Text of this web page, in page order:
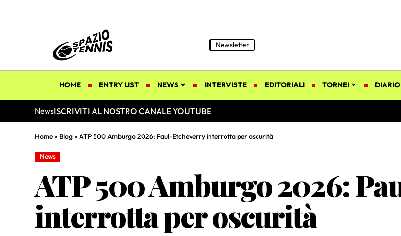
Newsletter
HOME ENTRY LIST NEWS INTERVISTE EDITORIALI TORNEI
NewsISCRIVITI AL NOSTRO CANALE YOUTUBE
Home» Blog» ATP 500 Amburgo 2026: Paul-Etcheverry interrotta per oscurità
News
ATP 500 Amburgo 2026:
interrotta per oscurità